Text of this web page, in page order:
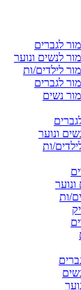
לגברים
לנשים ונוער
לילדים/ות
לגברים
נשים
ונוער
ות
ונוער
ות